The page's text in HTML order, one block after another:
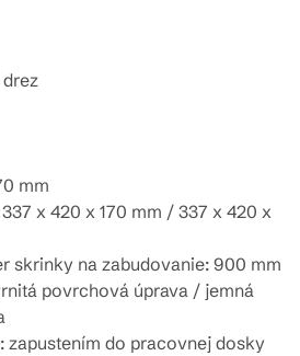
mm
x 420 x 170 mm / 337 x 420 x
skrinky na zabudovanie: 900 mm
povrchová úprava / jemná
zapustením do pracovnej dosky